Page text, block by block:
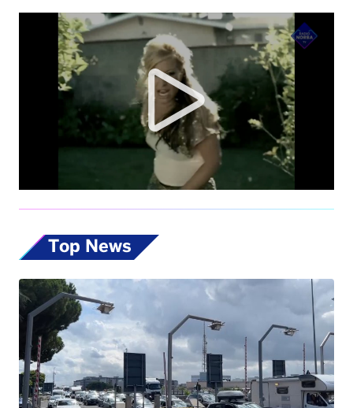
Top News